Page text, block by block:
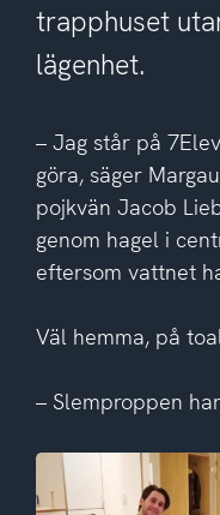
trapphuset
lägenhet.
– Jag står på
göra, säger
pojkvän Jacob
genom hagel i
eftersom vattnet
Väl hemma, på
– Slemproppen